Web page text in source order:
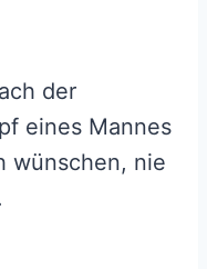
der
eines Mannes
wünschen, nie